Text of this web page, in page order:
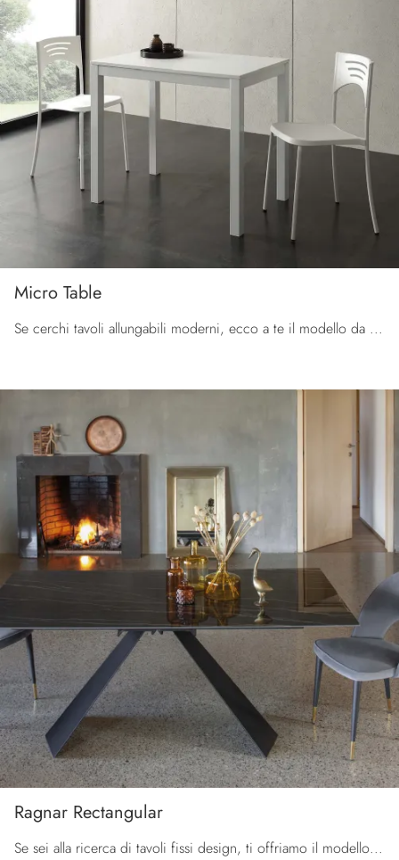
Micro Table
Se cerchi tavoli allungabili moderni, ecco a te il modello da cucina in melaminico Micro Table dell'azienda La Seggiola.
Ragnar Rectangular
Se sei alla ricerca di tavoli fissi design, ti offriamo il modello da pranzo in vetro Ragnar Rectangular del marchio La Seggiola.